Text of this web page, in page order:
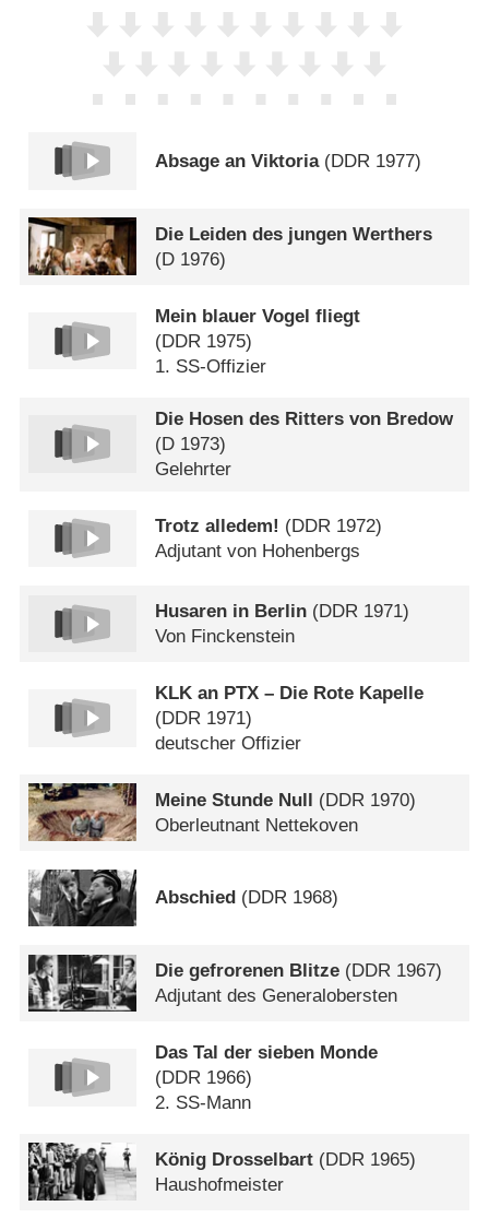
Absage an Viktoria(DDR 1977)
Die Leiden des jungen Werthers
(D 1976)
Mein blauer Vogel fliegt
(DDR 1975)
1. SS-Offizier
Die Hosen des Ritters von Bredow
(D 1973)
Gelehrter
Trotz alledem! (DDR 1972)
Adjutant von Hohenbergs
Husaren in Berlin (DDR 1971)
Von Finckenstein
KLK an PTX – Die Rote Kapelle
(DDR 1971)
deutscher Offizier
Meine Stunde Null (DDR 1970)
Oberleutnant Nettekoven
Abschied (DDR 1968)
Die gefrorenen Blitze (DDR 1967)
Adjutant des Generalobersten
Das Tal der sieben Monde
(DDR 1966)
2. SS-Mann
König Drosselbart (DDR 1965)
Haushofmeister